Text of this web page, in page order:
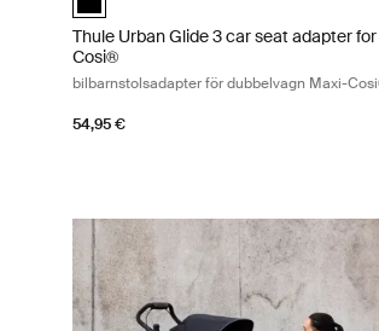
Thule Urban Glide 3 car seat adapter
Cosi®
bilbarnstolsadapter för dubbelvagn Maxi-
54,95 €